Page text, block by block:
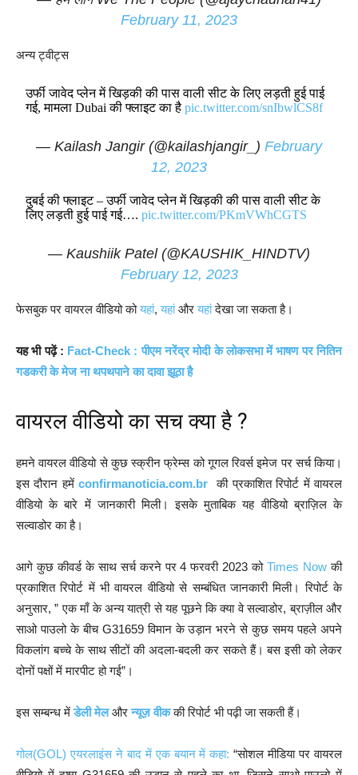
February 11, 2023
अन्य ट्वीट्स
उर्फी जावेद प्लेन में खिड़की की पास वाली सीट के लिए लड़ती हुई पाई
गई, मामला Dubai की फ्लाइट का हैpic.twitter.com/snIbwlCS8f
— Kailash Jangir (@kailashjangir_) February
12, 2023
दुबई की फ्लाइट – उर्फी जावेद प्लेन में खिड़की की पास वाली सीट के
लिए लड़ती हुई पाई गई….pic.twitter.com/PKmVWhCGTS
— Kaushiik Patel (@KAUSHIK_HINDTV)
February 12, 2023
फेसबुक पर वायरल वीडियो कोयहां,यहांऔरयहांदेखा जा सकता है।
यह भी पढ़ें : Fact-Check : पीएम नरेंद्र मोदी के लोकसभा में भाषण पर नितिन
गडकरी के मेज ना थपथपाने का दावा झूठा है
वायरल वीडियो का सच क्या है ?
हमने वायरल वीडियो से कुछ स्क्रीन फ्रेम्स को गूगल रिवर्स इमेज पर सर्च किया।
इस दौरान हमें confirmanoticia.com.br की प्रकाशित रिपोर्ट में वायरल
वीडियो के बारे में जानकारी मिली। इसके मुताबिक यह वीडियो ब्राज़िल के
सल्वाडोर का है।
आगे कुछ कीवर्ड के साथ सर्च करने पर 4 फरवरी 2023 कोTimes Now की
प्रकाशित रिपोर्ट में भी वायरल वीडियो से सम्बंधित जानकारी मिली। रिपोर्ट के
अनुसार, ” एक माँ के अन्य यात्री से यह पूछने कि क्या वे सल्वाडोर, ब्राज़ील और
साओ पाउलो के बीच G31659 विमान के उड़ान भरने से कुछ समय पहले अपने
विकलांग बच्चे के साथ सीटों की अदला-बदली कर सकते हैं। बस इसी को लेकर
दोनों पक्षों में मारपीट हो गई”।
इस सम्बन्ध मेंडेली मेलऔरन्यूज़ वीककी रिपोर्ट भी पढ़ी जा सकती हैं।
गोल(GOL) एयरलाइंस ने बाद में एक बयान में कहा: “सोशल मीडिया पर वायरल